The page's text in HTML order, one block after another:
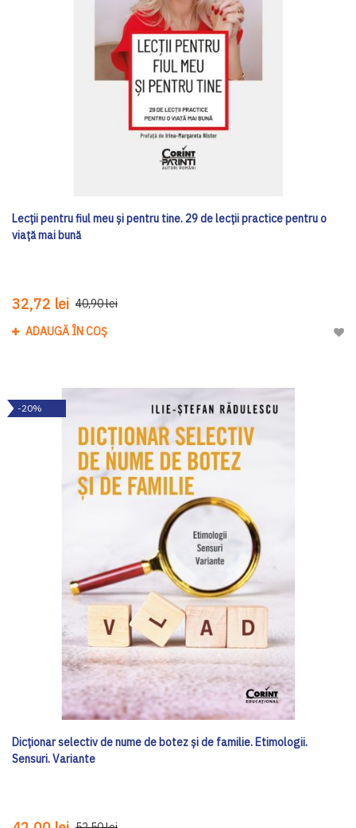
Lecții pentru fiul meu și pentru tine. 29 de lecții practice pentru o
viață mai bună
32,72 lei 40,90 lei
ADAUGĂ ÎN COȘ
-20%
Dicționar selectiv de nume de botez și de familie. Etimologii.
Sensuri. Variante